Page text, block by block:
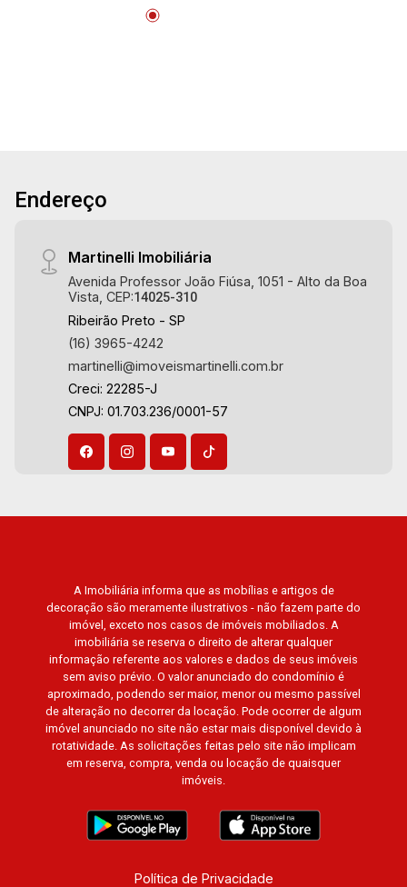
Endereço
Martinelli Imobiliária
Avenida Professor João Fiúsa, 1051 - Alto da Boa
Vista, CEP:14025-310
Ribeirão Preto - SP
(16) 3965-4242
martinelli@imoveismartinelli.com.br
Creci: 22285-J
CNPJ: 01.703.236/0001-57
A Imobiliária informa que as mobílias e artigos de
decoração são meramente ilustrativos - não fazem parte do
imóvel, exceto nos casos de imóveis mobiliados. A
imobiliária se reserva o direito de alterar qualquer
informação referente aos valores e dados de seus imóveis
sem aviso prévio. O valor anunciado do condomínio é
aproximado, podendo ser maior, menor ou mesmo passível
de alteração no decorrer da locação. Pode ocorrer de algum
imóvel anunciado no site não estar mais disponível devido à
rotatividade. As solicitações feitas pelo site não implicam
em reserva, compra, venda ou locação de quaisquer
imóveis.
Política de Privacidade